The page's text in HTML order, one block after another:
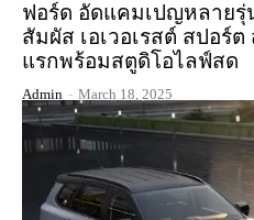
ฟอร์ด อัดแคมเปญหลายรุ่น
สัมผัส เอเวอเรสต์ สปอร์ต
แรกพร้อมสตูดิโอไลฟ์สด
Admin - March 18, 2025